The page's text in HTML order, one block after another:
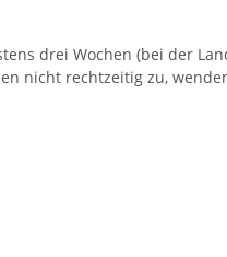
drei Wochen (bei der
nicht rechtzeitig zu,